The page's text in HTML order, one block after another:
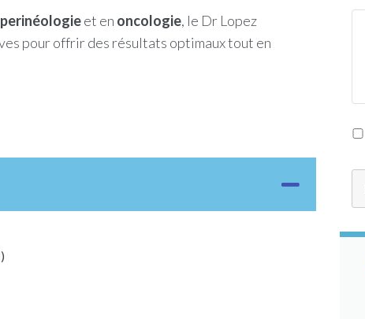
et en oncologie, le Dr Lopez
pour offrir des résultats optimaux tout en